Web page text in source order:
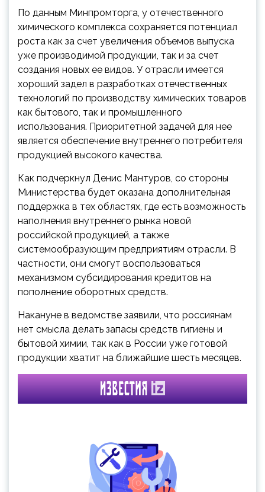
По данным Минпромторга, у отечественного
химического комплекса сохраняется потенциал
роста как за счет увеличения объемов выпуска
уже производимой продукции, так и за счет
создания новых ее видов. У отрасли имеется
хороший задел в разработках отечественных
технологий по производству химических товаров
как бытового, так и промышленного
использования. Приоритетной задачей для нее
является обеспечение внутреннего потребителя
продукцией высокого качества.
Как подчеркнул Денис Мантуров, со стороны
Министерства будет оказана дополнительная
поддержка в тех областях, где есть возможность
наполнения внутреннего рынка новой
российской продукцией, а также
системообразующим предприятиям отрасли. В
частности, они смогут воспользоваться
механизмом субсидирования кредитов на
пополнение оборотных средств.
Накануне в ведомстве заявили, что россиянам
нет смысла делать запасы средств гигиены и
бытовой химии, так как в России уже готовой
продукции хватит на ближайшие шесть месяцев.